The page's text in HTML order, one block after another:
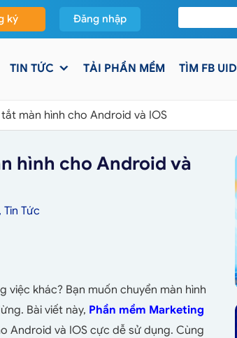
ký Đăng nhập
TIN TỨC TẢI PHẦN MỀM TÌM FB UID
màn hình cho Android và IOS
hình cho Android và
, Tin Tức
việc khác? Bạn muốn chuyển màn hình
Bài viết này, Phần mềm Marketing
Android và IOS cực dễ sử dụng. Cùng